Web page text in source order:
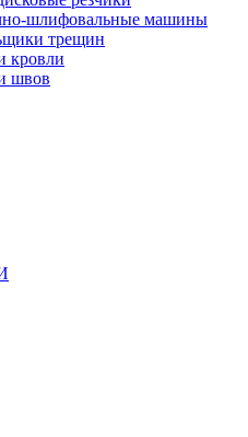
шлифовальные машины
трещин
кровли
швов